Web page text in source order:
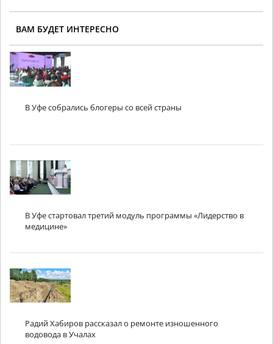
ВАМ БУДЕТ ИНТЕРЕСНО
В Уфе собрались блогеры со всей страны
В Уфе стартовал третий модуль программы «Лидерство в
медицине»
Радий Хабиров рассказал о ремонте изношенного
водовода в Учалах